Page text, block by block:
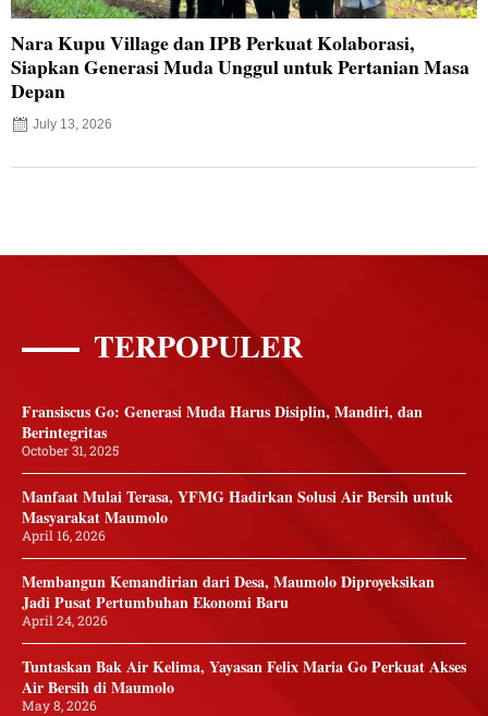
Nara Kupu Village dan IPB Perkuat Kolaborasi,
Siapkan Generasi Muda Unggul untuk Pertanian Masa
Depan
July 13, 2026
TERPOPULER
Fransiscus Go: Generasi Muda Harus Disiplin, Mandiri, dan
Berintegritas
October 31, 2025
Manfaat Mulai Terasa, YFMG Hadirkan Solusi Air Bersih untuk
Masyarakat Maumolo
April 16, 2026
Membangun Kemandirian dari Desa, Maumolo Diproyeksikan
Jadi Pusat Pertumbuhan Ekonomi Baru
April 24, 2026
Tuntaskan Bak Air Kelima, Yayasan Felix Maria Go Perkuat Akses
Air Bersih di Maumolo
May 8, 2026